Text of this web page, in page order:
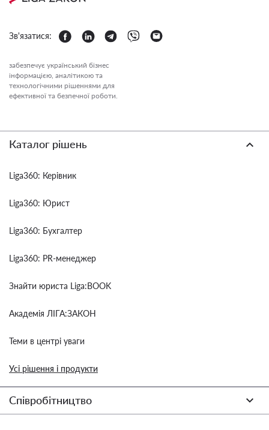
Зв'язатися:
забезпечує український бізнес
інформацією, аналітикою та
технологічними рішеннями для
ефективної та безпечної роботи.
Каталог рішень
Liga360: Керівник
Liga360: Юрист
Liga360: Бухгалтер
Liga360: PR-менеджер
Знайти юриста Liga:BOOK
Академія ЛІГА:ЗАКОН
Теми в центрі уваги
Усі рішення і продукти
Співробітництво